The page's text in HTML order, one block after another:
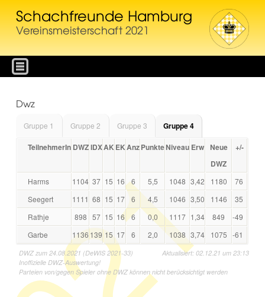
Schachfreunde Hamburg
Vereinsmeisterschaft 2021
Dwz
Gruppe 1 Gruppe 2 Gruppe 3 Gruppe 4
TeilnehmerIn DWZIDXAKEKAnzPunkteNiveau Erw Neue
DWZ
+/-
Harms 1104 37 15 16 6 5,5 1048 3,42 1180
76
Seegert
1111 68 15 17 6 4,5 1046 3,50 1146
35
Rathje
898 57 15 16 6 0,0 1117 1,34 849
-49
Garbe
1136 139 15 17 6 2,0 1038 3,74 1075 -61
Aktualisiert: 02.12.21 um 23:13
DWZ zum 24.08.2021 (DeWIS 2021-33)
Inoffizielle DWZ-Auswertung!
Parteien von/gegen Spieler ohne DWZ können nicht berücksichtigt werden